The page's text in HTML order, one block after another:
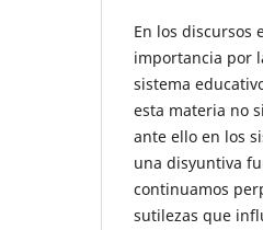
En los discursos
importancia por
sistema
esta materia no
ante ello en los
una disyuntiva
continuamos
sutilezas que